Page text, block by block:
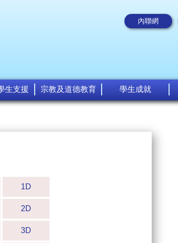
內聯網
生支援 宗教及道德教育 學生成就
1D
2D
3D